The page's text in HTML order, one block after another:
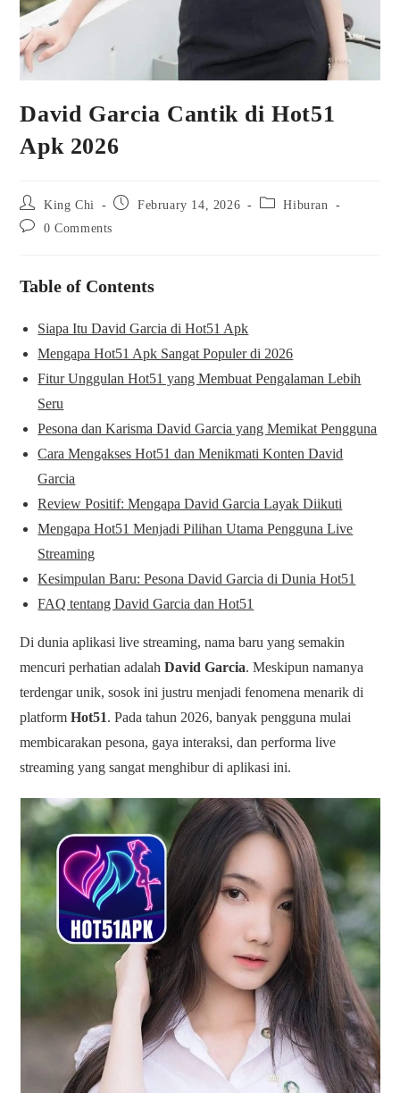
David Garcia Cantik di Hot51
Apk 2026
King Chi February 14, 2026
Hiburan
0 Comments
Table of Contents
Siapa Itu David Garcia di Hot51 Apk
Mengapa Hot51 Apk Sangat Populer di 2026
Fitur Unggulan Hot51 yang Membuat Pengalaman Lebih
Seru
Pesona dan Karisma David Garcia yang Memikat Pengguna
Cara Mengakses Hot51 dan Menikmati Konten David
Garcia
Review Positif: Mengapa David Garcia Layak Diikuti
Mengapa Hot51 Menjadi Pilihan Utama Pengguna Live
Streaming
Kesimpulan Baru: Pesona David Garcia di Dunia Hot51
FAQ tentang David Garcia dan Hot51
Di dunia aplikasi live streaming, nama baru yang semakin
mencuri perhatian adalahDavid Garcia. Meskipun namanya
terdengar unik, sosok ini justru menjadi fenomena menarik di
platformHot51. Pada tahun 2026, banyak pengguna mulai
membicarakan pesona, gaya interaksi, dan performa live
streaming yang sangat menghibur di aplikasi ini.